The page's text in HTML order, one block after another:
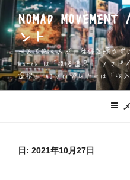
ン
テ
ン
ツ
へ
ス
NOMAD
ント
一人で働く人が、身体を壊さ
Watch は「測る道具」 ノマド
選択」 AIソロプレナーは「収
日: 2021年10月27日